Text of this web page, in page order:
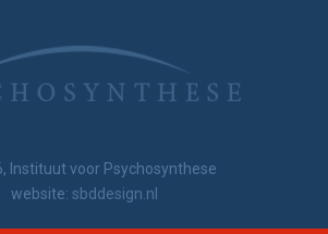
Instituut voor Psychosynthese
website: sbddesign.nl